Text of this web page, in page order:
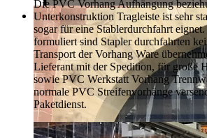
Die PVC Vorhang Aufhängung
Unterkonstruktion Tragleiste ist sehr
sogar für eine Stablerdurchfahrt eignet.
formuliert sind Stapler durchfahrten
Transport der Vorhang Ware
Lieferant mit der Spedition, für große
sowie PVC Werkstatt Vorhang
normale PVC Streifenvorhänge
Paketdienst.